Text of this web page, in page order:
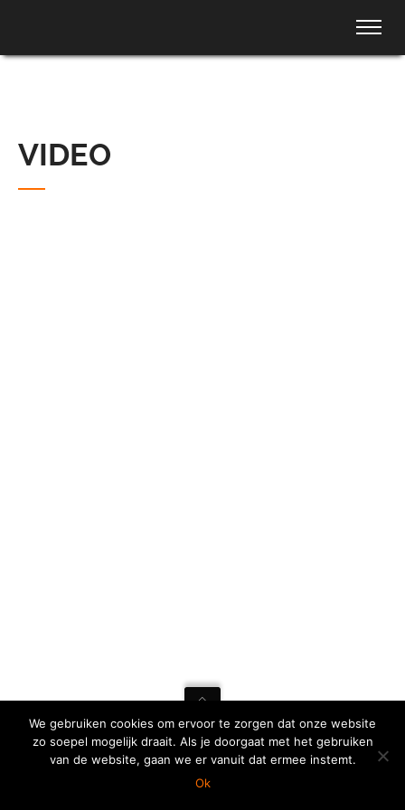
VIDEO
2023 © COPYRIGHT SHOOT66.
We gebruiken cookies om ervoor te zorgen dat onze website
zo soepel mogelijk draait. Als je doorgaat met het gebruiken
van de website, gaan we er vanuit dat ermee instemt.
Ok